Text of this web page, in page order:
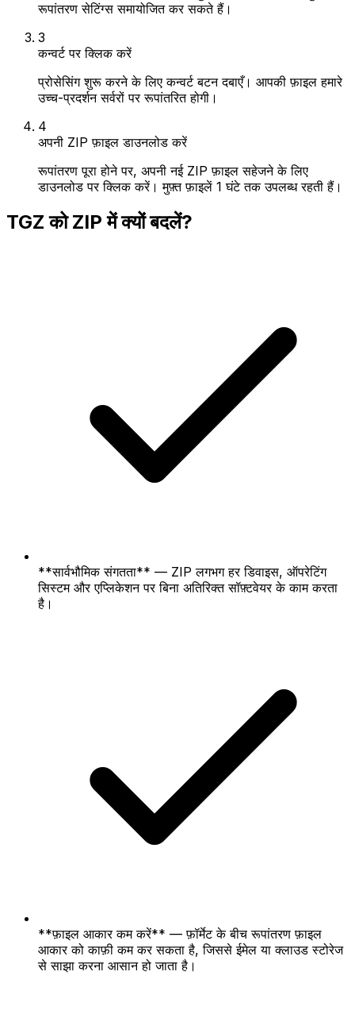
रूपांतरण सेटिंग्स समायोजित कर सकते हैं।
3
कन्वर्ट पर क्लिक करें
प्रोसेसिंग शुरू करने के लिए कन्वर्ट बटन दबाएँ। आपकी फ़ाइल हमारे
उच्च-प्रदर्शन सर्वरों पर रूपांतरित होगी।
4
अपनी ZIP फ़ाइल डाउनलोड करें
रूपांतरण पूरा होने पर, अपनी नई ZIP फ़ाइल सहेजने के लिए
डाउनलोड पर क्लिक करें। मुफ़्त फ़ाइलें 1 घंटे तक उपलब्ध रहती हैं।
TGZ को ZIP में क्यों बदलें?
**सार्वभौमिक संगतता** — ZIP लगभग हर डिवाइस, ऑपरेटिंग
सिस्टम और एप्लिकेशन पर बिना अतिरिक्त सॉफ़्टवेयर के काम करता
है।
**फ़ाइल आकार कम करें** — फ़ॉर्मेट के बीच रूपांतरण फ़ाइल
आकार को काफ़ी कम कर सकता है, जिससे ईमेल या क्लाउड स्टोरेज
से साझा करना आसान हो जाता है।